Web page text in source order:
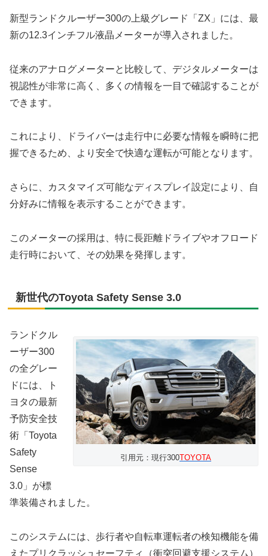
新型ランドクルーザー300の上級グレード「ZX」には、最
新の12.3インチフル液晶メーターが導入されました。
従来のアナログメーターと比較して、デジタルメーターは
視認性が非常に高く、多くの情報を一目で確認することが
できます。
これにより、ドライバーは走行中に必要な情報を瞬時に把
握できるため、より安全で快適な運転が可能となります。
さらに、カスタマイズ可能なディスプレイ設定により、自
分好みに情報を表示することができます。
このメーターの採用は、特に長距離ドライブやオフロード
走行時において、その効果を発揮します。
新世代のToyota Safety Sense 3.0
引用元：現行300TOYOTA
ランドクル
ーザー300
の全グレー
ドには、ト
ヨタの最新
予防安全技
術「Toyota
Safety
Sense
3.0」が標
準装備されました。
このシステムには、歩行者や自転車運転者の検知機能を備
えたプリクラッシュセーフティ（衝突回避支援システム）